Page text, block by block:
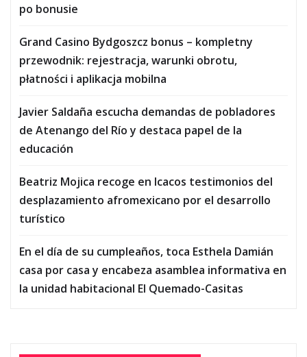
po bonusie
Grand Casino Bydgoszcz bonus – kompletny
przewodnik: rejestracja, warunki obrotu,
płatności i aplikacja mobilna
Javier Saldaña escucha demandas de pobladores
de Atenango del Río y destaca papel de la
educación
Beatriz Mojica recoge en Icacos testimonios del
desplazamiento afromexicano por el desarrollo
turístico
En el día de su cumpleaños, toca Esthela Damián
casa por casa y encabeza asamblea informativa en
la unidad habitacional El Quemado-Casitas